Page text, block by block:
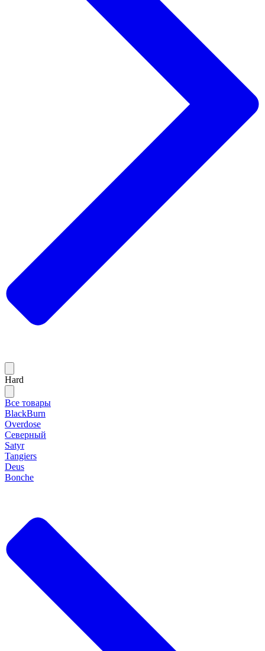
Hard
Все товары
BlackBurn
Overdose
Северный
Satyr
Tangiers
Deus
Bonche